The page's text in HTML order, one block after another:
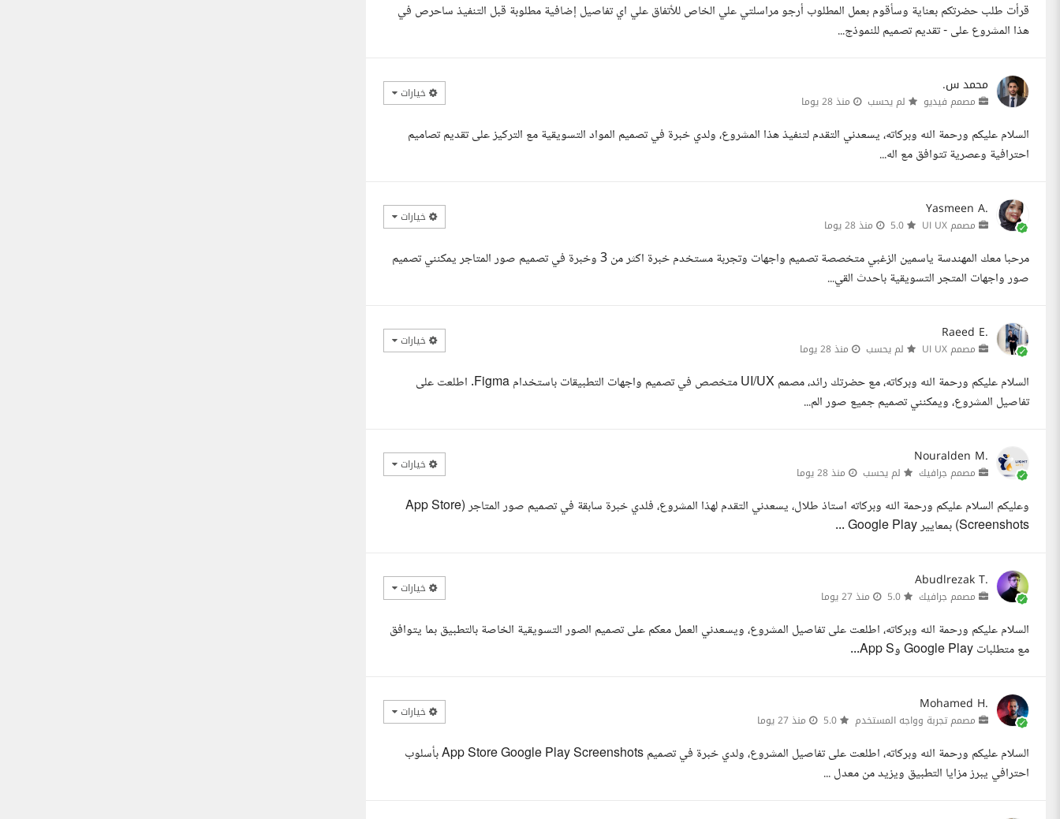
قرأت طلب حضرتكم بعناية وسأقوم بعمل المطلوب أرجو مراسلتي علي الخاص للأتفاق علي اي تفاصيل إضافية مطلوبة قبل التنفيذ ساحرص في
هذا المشروع على - تقديم تصميم للنموذج...
محمد س.
مصمم فيديو لم يحسب منذ 28 يوما خيارات
السلام عليكم ورحمة الله وبركاته، يسعدني التقدم لتنفيذ هذا المشروع، ولدي خبرة في تصميم المواد التسويقية مع التركيز على تقديم تصاميم
احترافية وعصرية تتوافق مع اله...
Yasmeen A.
مصمم UI UX منذ 28 يوما خيارات
مرحبا معك المهندسة ياسمين الزغبي متخصصة تصميم واجهات وتجربة مستخدم خبرة اكثر من 3 وخبرة في تصميم صور المتاجر يمكنني تصميم
صور واجهات المتجر التسويقية باحدث القي...
Raeed E.
مصمم UI UX لم يحسب منذ 28 يوما خيارات
السلام عليكم ورحمة الله وبركاته، مع حضرتك رائد، مصمم UI/UX متخصص في تصميم واجهات التطبيقات باستخدام Figma. اطلعت على
تفاصيل المشروع، ويمكنني تصميم جميع صور الم...
Nouralden M.
مصمم جرافيك لم يحسب منذ 28 يوما خيارات
وعليكم السلام عليكم ورحمة الله وبركاته استاذ طلال، يسعدني التقدم لهذا المشروع، فلدي خبرة سابقة في تصميم صور المتاجر (App Store
Screenshots) بمعايير Google Play ...
Abudlrezak T.
مصمم جرافيك منذ 27 يوما خيارات
السلام عليكم ورحمة الله وبركاته، اطلعت على تفاصيل المشروع، ويسعدني العمل معكم على تصميم الصور التسويقية الخاصة بالتطبيق بما يتوافق
مع متطلبات Google Play وApp S...
Mohamed H.
مصمم تجربة وواجه المستخدم منذ 27 يوما خيارات
السلام عليكم ورحمة الله وبركاته، اطلعت على تفاصيل المشروع، ولدي خبرة في تصميم App Store Google Play Screenshots بأسلوب
احترافي يبرز مزايا التطبيق ويزيد من معدل ...